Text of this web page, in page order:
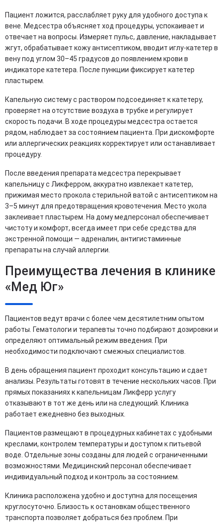
Пациент ложится, расслабляет руку для удобного доступа к
вене. Медсестра объясняет ход процедуры, успокаивает и
отвечает на вопросы. Измеряет пульс, давление, накладывает
жгут, обрабатывает кожу антисептиком, вводит иглу-катетер в
вену под углом 30–45 градусов до появлением крови в
индикаторе катетера. После пункции фиксирует катетер
пластырем.
Капельную систему с раствором подсоединяет к катетеру,
проверяет на отсутствие воздуха в трубке и регулирует
скорость подачи. В ходе процедуры медсестра остается
рядом, наблюдает за состоянием пациента. При дискомфорте
или аллергических реакциях корректирует или останавливает
процедуру.
После введения препарата медсестра перекрывает
капельницу с Ликферром, аккуратно извлекает катетер,
прижимая место прокола стерильной ватой с антисептиком на
3–5 минут для предотвращения кровотечения. Место укола
заклеивает пластырем. На дому медперсонал обеспечивает
чистоту и комфорт, всегда имеет при себе средства для
экстренной помощи — адреналин, антигистаминные
препараты на случай аллергии.
Преимущества лечения в клинике
«Мед Юг»
Пациентов ведут врачи с более чем десятилетним опытом
работы. Гематологи и терапевты точно подбирают дозировки и
определяют оптимальный режим введения. При
необходимости подключают смежных специалистов.
В день обращения пациент проходит консультацию и сдает
анализы. Результаты готовят в течение нескольких часов. При
прямых показаниях к капельницам Ликферр услугу
отказывают в тот же день или на следующий. Клиника
работает ежедневно без выходных.
Пациентов размещают в процедурных кабинетах с удобными
креслами, контролем температуры и доступом к питьевой
воде. Отдельные зоны созданы для людей с ограниченными
возможностями. Медицинский персонал обеспечивает
индивидуальный подход и контроль за состоянием.
Клиника расположена удобно и доступна для посещения
круглосуточно. Близость к остановкам общественного
транспорта позволяет добраться без проблем. При